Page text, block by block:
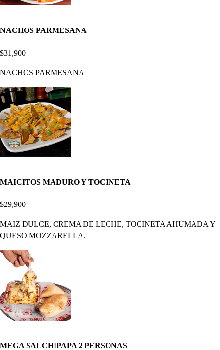
NACHOS PARMESANA
$31,900
NACHOS PARMESANA
MAICITOS MADURO Y TOCINETA
$29,900
MAIZ DULCE, CREMA DE LECHE, TOCINETA AHUMADA Y
QUESO MOZZARELLA.
MEGA SALCHIPAPA 2 PERSONAS